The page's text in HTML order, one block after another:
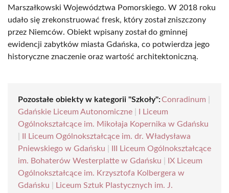
Marszałkowski Województwa Pomorskiego. W 2018 roku
udało się zrekonstruować fresk, który został zniszczony
przez Niemców. Obiekt wpisany został do gminnej
ewidencji zabytków miasta Gdańska, co potwierdza jego
historyczne znaczenie oraz wartość architektoniczną.
Pozostałe obiekty w kategorii "Szkoły":Conradinum
Gdańskie Liceum Autonomiczne
I Liceum
Ogólnokształcące im. Mikołaja Kopernika w Gdańsku
II Liceum Ogólnokształcące im. dr. Władysława
Pniewskiego w Gdańsku
III Liceum Ogólnokształcące
im. Bohaterów Westerplatte w Gdańsku
IX Liceum
Ogólnokształcące im. Krzysztofa Kolbergera w
Gdańsku
Liceum Sztuk Plastycznych im. J.